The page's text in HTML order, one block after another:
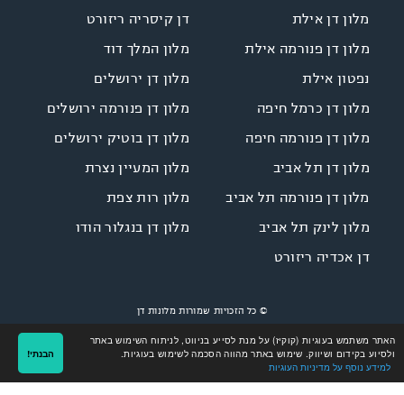
האתר משתמש בעוגיות (קוקיז) על מנת לסייע בניווט, לניתוח השימוש באתר
ולסיוע בקידום ושיווק. שימוש באתר מהווה הסכמה לשימוש בעוגיות.
למידע נוסף על מדיניות העוגיות
הבנתי!
מלון דן אילת
מלון דן פנורמה אילת
נפטון אילת
מלון דן כרמל חיפה
מלון דן פנורמה חיפה
מלון דן תל אביב
מלון דן פנורמה תל אביב
מלון לינק תל אביב
דן אכדיה ריזורט
דן קיסריה ריזורט
מלון המלך דוד
מלון דן ירושלים
מלון דן פנורמה ירושלים
מלון דן בוטיק ירושלים
מלון המעיין נצרת
מלון רות צפת
מלון דן בנגלור הודו
© כל הזכויות שמורות מלונות דן